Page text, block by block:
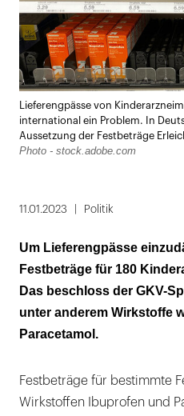
Lieferengpässe von
international ein Problem. In
Aussetzung der Festbeträge
Photo - stock.adobe.com
11.01.2023 Politik
Um Lieferengpässe
Festbeträge für 180
Das beschloss der GKV-
unter anderem Wirkstoffe
Paracetamol.
Festbeträge für bestimmte
Wirkstoffen Ibuprofen und